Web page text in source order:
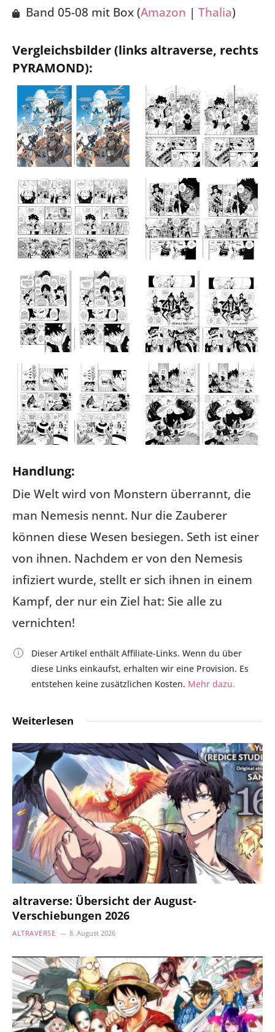
Band 05-08 mit Box (Amazon | Thalia)
Vergleichsbilder (links altraverse, rechts
PYRAMOND):
Handlung:
Die Welt wird von Monstern überrannt, die
man Nemesis nennt. Nur die Zauberer
können diese Wesen besiegen. Seth ist einer
von ihnen. Nachdem er von den Nemesis
infiziert wurde, stellt er sich ihnen in einem
Kampf, der nur ein Ziel hat: Sie alle zu
vernichten!
Dieser Artikel enthält Affiliate-Links. Wenn du über
diese Links einkaufst, erhalten wir eine Provision. Es
entstehen keine zusätzlichen Kosten. Mehr dazu.
Weiterlesen
altraverse: Übersicht der August-
Verschiebungen 2026
ALTRAVERSE 8. August 2026